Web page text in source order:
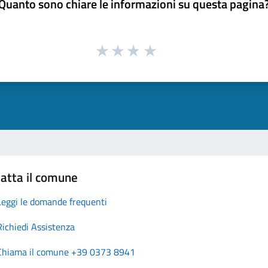
sono chiare le informazioni su questa
il comune
le domande frequenti
Assistenza
il comune +39 0373 8941